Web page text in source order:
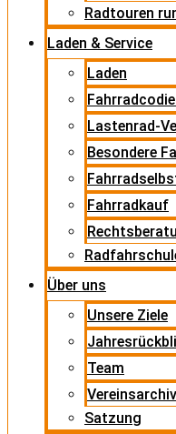
Radtouren
Laden & Service
Laden
Lastenrad-
Besondere
Fahrradkauf
Über uns
Unsere Ziele
Team
Vereinsarchiv
Satzung